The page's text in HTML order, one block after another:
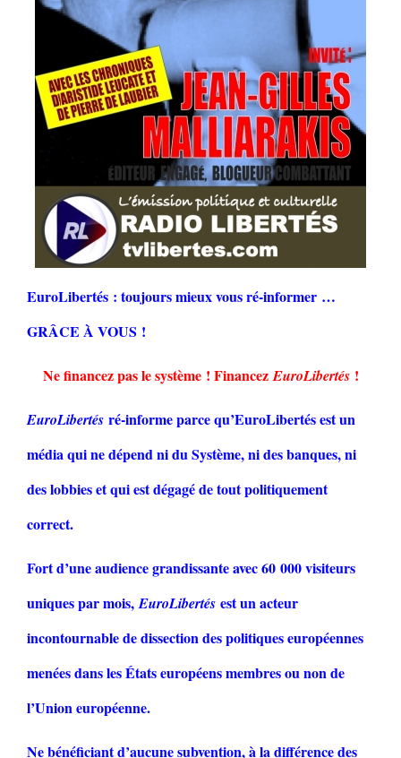
EuroLibertés : toujours mieux vous ré-informer …
GRÂCE À VOUS !
Ne financez pas le système ! FinancezEuroLibertés !
EuroLibertés ré-informe parce qu’EuroLibertés est un
média qui ne dépend ni du Système, ni des banques, ni
des lobbies et qui est dégagé de tout politiquement
correct.
Fort d’une audience grandissante avec 60 000 visiteurs
uniques par mois,EuroLibertés est un acteur
incontournable de dissection des politiques européennes
menées dans les États européens membres ou non de
l’Union européenne.
Ne bénéficiant d’aucune subvention, à la différence des